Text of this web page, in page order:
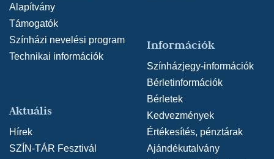
Alapítvány
Támogatók
Színházi nevelési program
Technikai információk
Aktuális
Hírek
SZÍN-TÁR Fesztivál
Információk
Színházjegy-információk
Bérletinformációk
Bérletek
Kedvezmények
Értékesítés, pénztárak
Ajándékutalvány